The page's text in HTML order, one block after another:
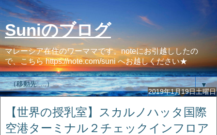
Suniのブログ
マレーシア在住のワーママです。noteにお引越ししたの
で、こちら https://note.com/suni へお越しください★
▼
2019年1月19日土曜日
【世界の授乳室】スカルノハッタ国際
空港ターミナル２チェックインフロア